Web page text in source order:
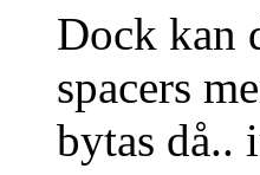
Dock kan
spacers
bytas då..